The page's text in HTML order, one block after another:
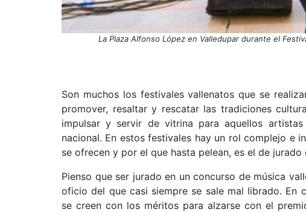
La Plaza Alfonso López en Valledupar durante el
Son muchos los festivales vallenatos que se
promover, resaltar y rescatar las tradiciones
impulsar y servir de vitrina para aquellos
nacional. En estos festivales hay un rol complejo e
se ofrecen y por el que hasta pelean, es el de jurado
Pienso que ser jurado en un concurso de música
oficio del que casi siempre se sale mal librado. En
se creen con los méritos para alzarse con el